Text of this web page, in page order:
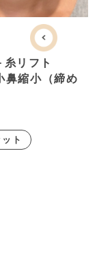
リフト
鼻縮小（締め
ト